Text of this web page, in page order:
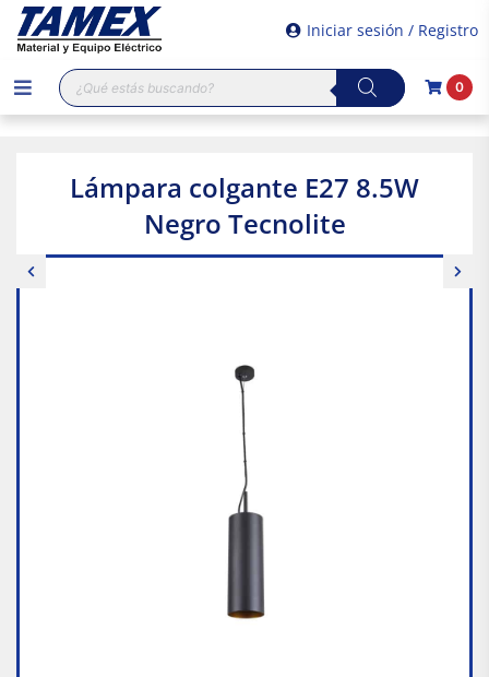
Iniciar sesión / Registro
Búsqueda
de
productos
0
Lámpara colgante E27 8.5W
Negro Tecnolite